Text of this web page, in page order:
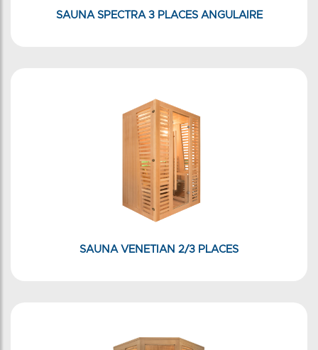
SAUNA SPECTRA 3 PLACES ANGULAIRE
SAUNA VENETIAN 2/3 PLACES